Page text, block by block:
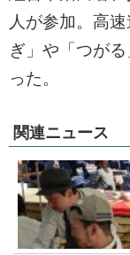
人が参加。高
ぎ」や「つが
った。
関連ニュース